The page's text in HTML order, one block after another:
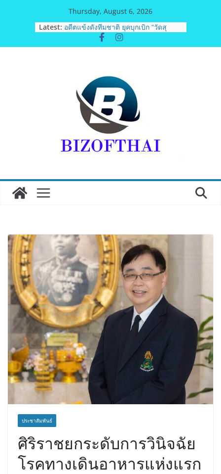
Thursday, August 6, 2026
Latest:
BEDO เดินหน้าจัดกิจกรรมเจรจาธุรกิจ
“BIO TRADE CONNECT 2026”ยกระดับ
ผลิตภัณฑ์ท้องถิ่นสู่ตลาดเชิงพาณิชย์
อย่างยั่งยืน
ถิ่น 8 ส.ค.นี้
สตาร์ทวันนี้ Franchise Expo Thailand
& TESE 2026 วันที่ 6-9 ส.ค.69 ฮอลล์ 6-
8 เมืองทองธานีพบทัพธุรกิจ&แฟรนไชส์
ซัพพลายเออร์สินค้า เติมรายได้ช่วย
เศรษฐกิจไทย ลดใหญ่กว่า 250 บูธ คาด
เงินสะพัด 220 ลบ.
ฟุตซอลไทย เสมอ เวียดนาม 3-3 ลุ้นคว้า
แชมป์คอนติเนนทัล 2026 นัดสุดท้าย
ประชาสัมพันธ์
ศิริราชยกระดับการวินิจฉัย
โรคทางเดินอาหารแห่งแรก